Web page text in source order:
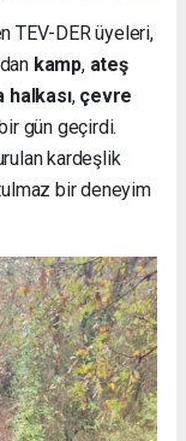
TEV-DER üyeleri,
kamp, ateş
halkası, çevre
gün geçirdi.
kardeşlik
bir deneyim